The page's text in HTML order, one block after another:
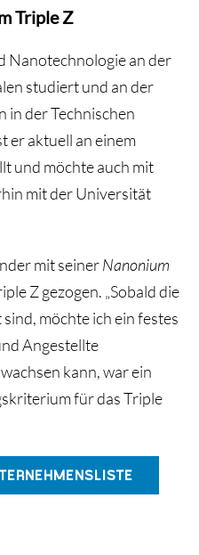
Triple Z
Nanotechnologie an der
studiert und an der
in der Technischen
er aktuell an einem
und möchte auch mit
mit der Universität
mit seinerNanonium
Z gezogen. „Sobald die
möchte ich ein festes
Angestellte
kann, war ein
für das Triple